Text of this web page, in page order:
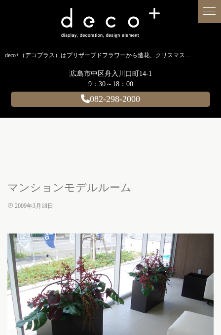
deco+（デコプラス）はプリザーブドフラワーから造花、クリスマス装飾、イルミネーションに至るまで扱う広島のディスプレイ専門ショップです。
広島市中区舟入川口町14-1
9：30～18：00
082-298-2000
マンションモデルルーム
2009年3月18日